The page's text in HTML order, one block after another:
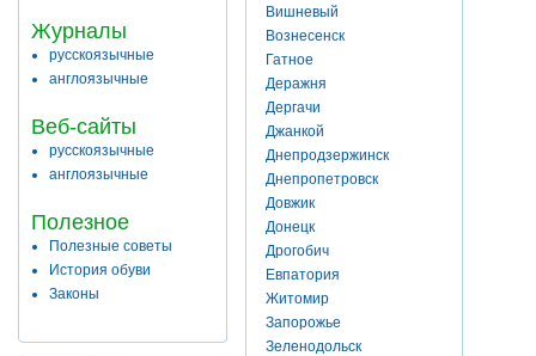
Журналы
русскоязычные
англоязычные
Веб-сайты
русскоязычные
англоязычные
Полезное
Полезные советы
История обуви
Законы
Вишневый
Вознесенск
Гатное
Деражня
Дергачи
Джанкой
Днепродзержинск
Днепропетровск
Довжик
Донецк
Дрогобич
Евпатория
Житомир
Запорожье
Зеленодольск